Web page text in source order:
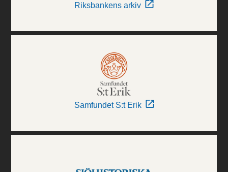
Riksbankens arkiv
Samfundet S:t Erik